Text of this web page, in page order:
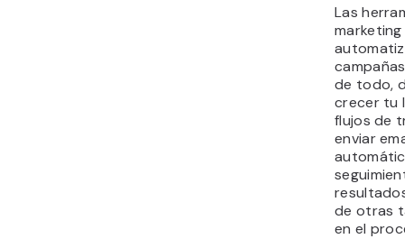
Las
de todo,
crecer tu
flujos de
enviar
de otras
en el